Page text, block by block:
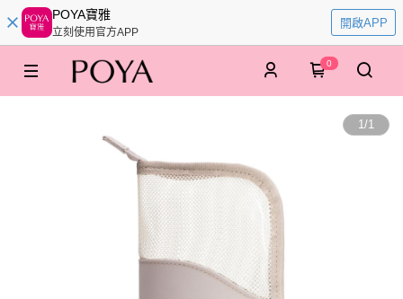
POYA寶雅
立刻使用官方APP
開啟APP
0
1/1